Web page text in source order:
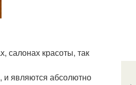
салонах красоты, так
являются абсолютно